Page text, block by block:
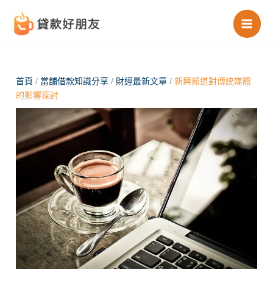
首頁 / 當舖借款知識分享 / 財經最新文章 /新興頻道對傳統媒體
的影響探討